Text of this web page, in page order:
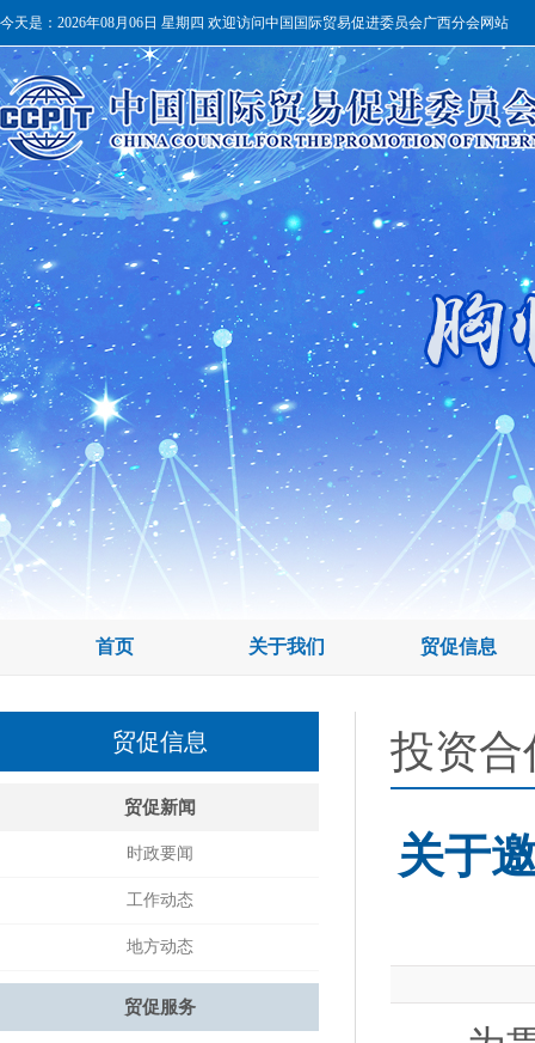
今天是： 2026年08月06日 星期四 欢迎访问中国国际贸易促进委员会广西分会网站
首页 关于我们 贸促信息
贸促信息
贸促新闻
时政要闻
工作动态
地方动态
贸促服务
投资合
关于